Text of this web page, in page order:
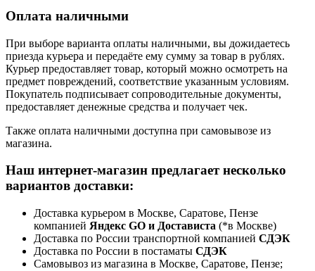
Оплата наличными
При выборе варианта оплаты наличными, вы дожидаетесь
приезда курьера и передаёте ему сумму за товар в рублях.
Курьер предоставляет товар, который можно осмотреть на
предмет повреждений, соответствие указанным условиям.
Покупатель подписывает сопроводительные документы,
предоставляет денежные средства и получает чек.
Также оплата наличными доступна при самовывозе из
магазина.
Наш интернет-магазин предлагает несколько
вариантов доставки:
Доставка курьером в Москве, Саратове, Пензе
компанией Яндекс GO и Достависта (*в Москве)
Доставка по России транспортной компанией СДЭК
Доставка по России в постаматы СДЭК
Самовывоз из магазина в Москве, Саратове, Пензе;